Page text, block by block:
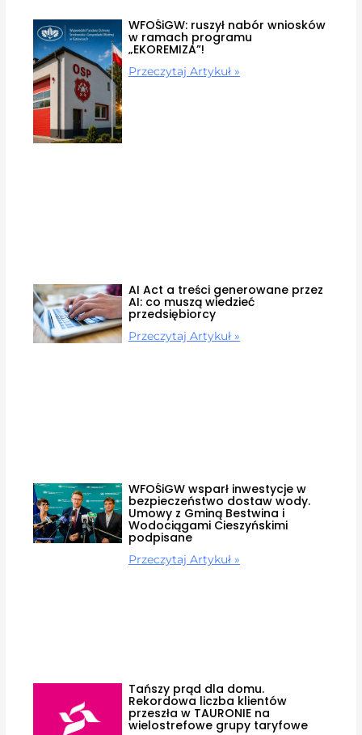
WFOŚiGW: ruszył nabór wniosków
w ramach programu
„EKOREMIZA”!
Przeczytaj Artykuł »
AI Act a treści generowane przez
AI: co muszą wiedzieć
przedsiębiorcy
Przeczytaj Artykuł »
WFOŚiGW wsparł inwestycje w
bezpieczeństwo dostaw wody.
Umowy z Gminą Bestwina i
Wodociągami Cieszyńskimi
podpisane
Przeczytaj Artykuł »
Tańszy prąd dla domu.
Rekordowa liczba klientów
przeszła w TAURONIE na
wielostrefowe grupy taryfowe